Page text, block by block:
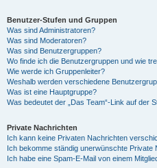
Benutzer-Stufen und Gruppen
Was sind Administratoren?
Was sind Moderatoren?
Was sind Benutzergruppen?
Wo finde ich die Benutzergruppen und wie
Wie werde ich Gruppenleiter?
Weshalb werden verschiedene
Was ist eine Hauptgruppe?
Was bedeutet der „Das Team“-Link auf der
Private Nachrichten
Ich kann keine Privaten Nachrichten
Ich bekomme ständig unerwünschte Private
Ich habe eine Spam-E-Mail von einem